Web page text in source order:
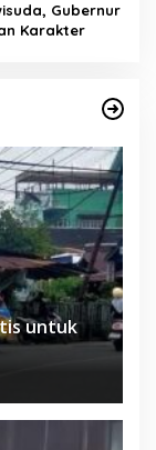
Gubernur
Karakter
untuk